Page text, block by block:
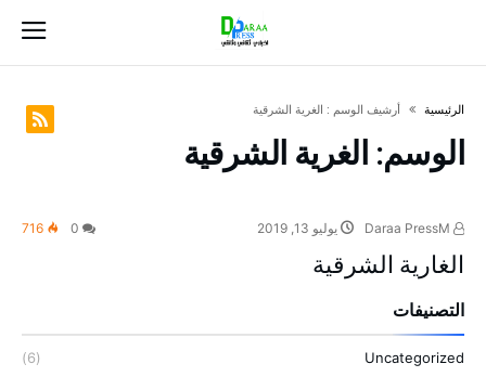
‫الرئيسية‬ ‫أرشيف الوسم :‬ الغرية الشرقية
الوسم: الغرية الشرقية
يوليو 13, 2019 716
الغارية الشرقية
التصنيفات
Uncategorized
(6)